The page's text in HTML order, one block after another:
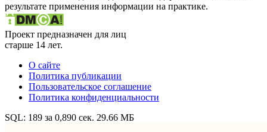
результате применения информации на практике.
Проект предназначен для лиц
старше 14 лет.
О сайте
Политика публикации
Пользовательское соглашение
Политика конфиденциальности
SQL: 189 за 0,890 сек. 29.66 МБ